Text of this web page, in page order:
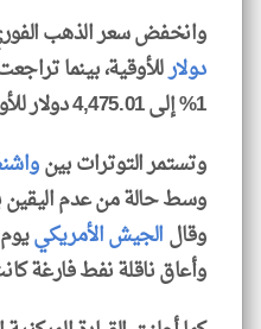
وانخفض سعر الذهب الفوري بنسبة 0.9%
دولارللأوقية، بينما
1% إلى 4,475.01 دولار للأوقية.
وتستمر التوترات بين
وسط حالة من عدم اليقين
وقالالجيش الأمريكي
وأعاق ناقلة نفط فارغة